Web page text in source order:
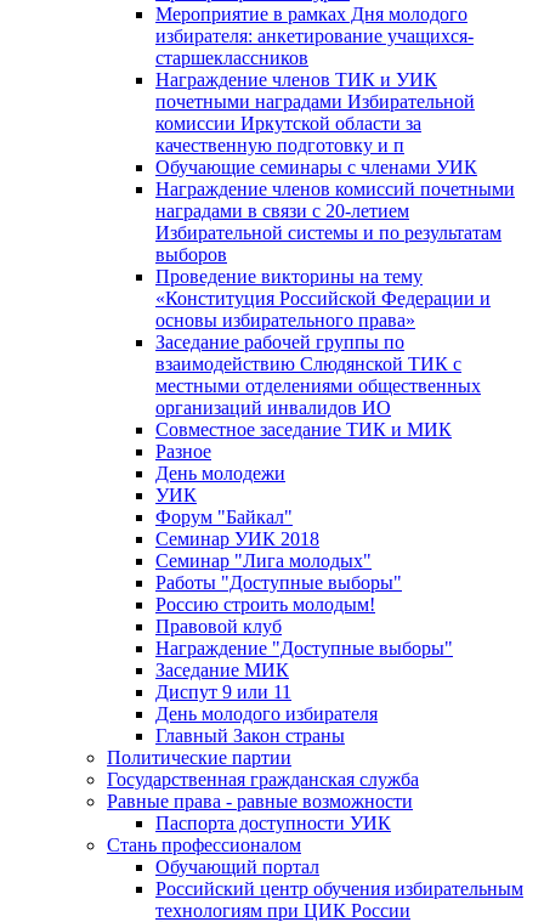
Мероприятие в рамках Дня молодого
избирателя: анкетирование учащихся-
старшеклассников
Награждение членов ТИК и УИК
почетными наградами Избирательной
комиссии Иркутской области за
качественную подготовку и п
Обучающие семинары с членами УИК
Награждение членов комиссий почетными
наградами в связи с 20-летием
Избирательной системы и по результатам
выборов
Проведение викторины на тему
«Конституция Российской Федерации и
основы избирательного права»
Заседание рабочей группы по
взаимодействию Слюдянской ТИК с
местными отделениями общественных
организаций инвалидов ИО
Совместное заседание ТИК и МИК
Разное
День молодежи
УИК
Форум "Байкал"
Семинар УИК 2018
Семинар "Лига молодых"
Работы "Доступные выборы"
Россию строить молодым!
Правовой клуб
Награждение "Доступные выборы"
Заседание МИК
Диспут 9 или 11
День молодого избирателя
Главный Закон страны
Политические партии
Государственная гражданская служба
Равные права - равные возможности
Паспорта доступности УИК
Стань профессионалом
Обучающий портал
Российский центр обучения избирательным
технологиям при ЦИК России